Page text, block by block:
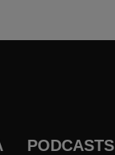
PODCASTS